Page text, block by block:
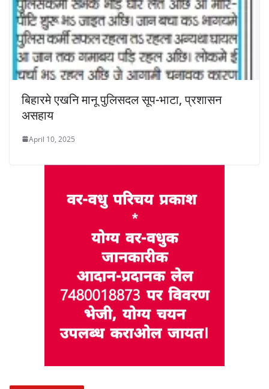
बिहारमे एखनि मानू पुलिसदल सूप-भाटा, प्रशासन
असहाय
April 10, 2025